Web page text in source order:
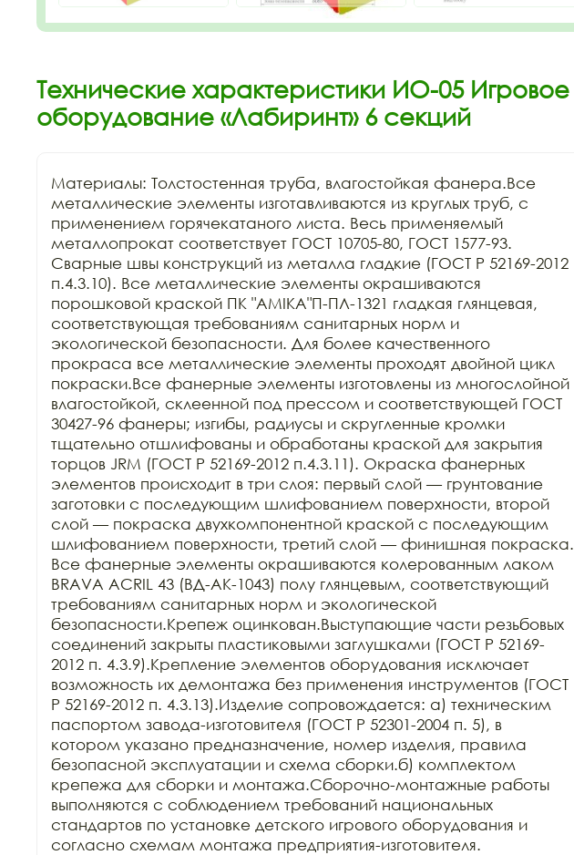
Технические характеристики ИО-05 Игровое
оборудование «Лабиринт» 6 секций
Материалы: Толстостенная труба, влагостойкая фанера.Все
металлические элементы изготавливаются из круглых труб, с
применением горячекатаного листа. Весь применяемый
металлопрокат соответствует ГОСТ 10705-80, ГОСТ 1577-93.
Сварные швы конструкций из металла гладкие (ГОСТ Р 52169-2012
п.4.3.10). Все металлические элементы окрашиваются
порошковой краской ПК "АМIKA"П-ПЛ-1321 гладкая глянцевая,
соответствующая требованиям санитарных норм и
экологической безопасности. Для более качественного
прокраса все металлические элементы проходят двойной цикл
покраски.Все фанерные элементы изготовлены из многослойной
влагостойкой, склеенной под прессом и соответствующей ГОСТ
30427-96 фанеры; изгибы, радиусы и скругленные кромки
тщательно отшлифованы и обработаны краской для закрытия
торцов JRM (ГОСТ Р 52169-2012 п.4.3.11). Окраска фанерных
элементов происходит в три слоя: первый слой — грунтование
заготовки с последующим шлифованием поверхности, второй
слой — покраска двухкомпонентной краской с последующим
шлифованием поверхности, третий слой — финишная покраска.
Все фанерные элементы окрашиваются колерованным лаком
BRAVA ACRIL 43 (ВД-АК-1043) полу глянцевым, соответствующий
требованиям санитарных норм и экологической
безопасности.Крепеж оцинкован.Выступающие части резьбовых
соединений закрыты пластиковыми заглушками (ГОСТ Р 52169-
2012 п. 4.3.9).Крепление элементов оборудования исключает
возможность их демонтажа без применения инструментов (ГОСТ
Р 52169-2012 п. 4.3.13).Изделие сопровождается: а) техническим
паспортом завода-изготовителя (ГОСТ Р 52301-2004 п. 5), в
котором указано предназначение, номер изделия, правила
безопасной эксплуатации и схема сборки.б) комплектом
крепежа для сборки и монтажа.Сборочно-монтажные работы
выполняются с соблюдением требований национальных
стандартов по установке детского игрового оборудования и
согласно схемам монтажа предприятия-изготовителя.